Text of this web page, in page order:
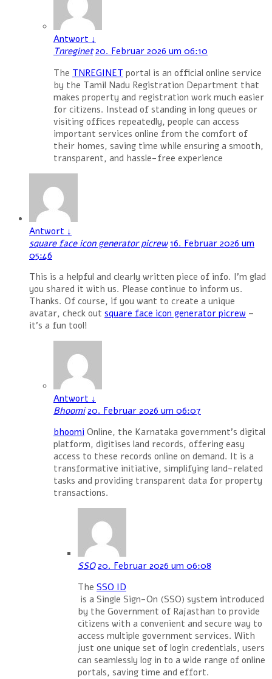
Antwort ↓
Tnreginet 20. Februar 2026 um 06:10
The TNREGINET portal is an official online service
by the Tamil Nadu Registration Department that
makes property and registration work much easier
for citizens. Instead of standing in long queues or
visiting offices repeatedly, people can access
important services online from the comfort of
their homes, saving time while ensuring a smooth,
transparent, and hassle-free experience
Antwort ↓
square face icon generator picrew 16. Februar 2026 um
05:46
This is a helpful and clearly written piece of info. I’m glad
you shared it with us. Please continue to inform us.
Thanks. Of course, if you want to create a unique
avatar, check out square face icon generator picrew –
it’s a fun tool!
Antwort ↓
Bhoomi 20. Februar 2026 um 06:07
bhoomi Online, the Karnataka government’s digital
platform, digitises land records, offering easy
access to these records online on demand. It is a
transformative initiative, simplifying land-related
tasks and providing transparent data for property
transactions.
SSO 20. Februar 2026 um 06:08
The SSO ID
is a Single Sign-On (SSO) system introduced
by the Government of Rajasthan to provide
citizens with a convenient and secure way to
access multiple government services. With
just one unique set of login credentials, users
can seamlessly log in to a wide range of online
portals, saving time and effort.